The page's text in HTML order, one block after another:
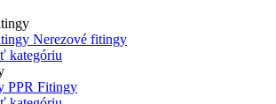
Nerezové fitingy
kategóriu
PPR Fitingy